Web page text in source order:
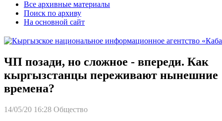
Все архивные материалы
Поиск по архиву
На основной сайт
ЧП позади, но сложное - впереди. Как
кыргызстанцы переживают нынешние
времена?
14/05/20 16:28 Общество